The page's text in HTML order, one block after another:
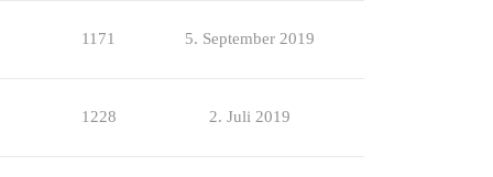
1171 5. September 2019
1228 2. Juli 2019